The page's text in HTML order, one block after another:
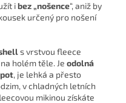
ibez „nošence“, aniž by
určený pro nošení
s vrstvou fleece
holém těle. Je odolná
, je lehká a přesto
v chladných letních
mikinou získáte